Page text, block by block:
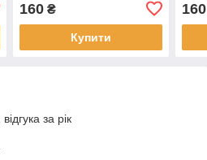
160₴
Купити
160
за рік